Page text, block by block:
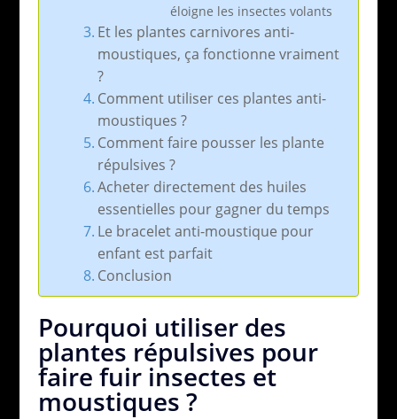
éloigne les insectes volants
Et les plantes carnivores anti-
moustiques, ça fonctionne vraiment
?
Comment utiliser ces plantes anti-
moustiques ?
Comment faire pousser les plante
répulsives ?
Acheter directement des huiles
essentielles pour gagner du temps
Le bracelet anti-moustique pour
enfant est parfait
Conclusion
Pourquoi utiliser des
plantes répulsives pour
faire fuir insectes et
moustiques ?